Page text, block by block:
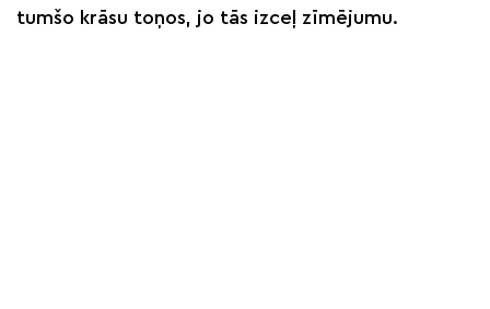
tumšo krāsu toņos, jo tās izceļ zīmējumu.